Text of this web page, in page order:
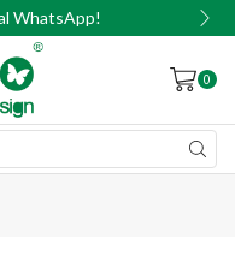
WhatsApp!
0